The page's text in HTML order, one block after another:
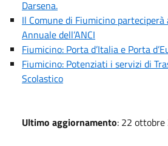
Darsena.
Il Comune di Fiumicino parteciperà
Annuale dell’ANCI
Fiumicino: Porta d’Italia e Porta
Fiumicino: Potenziati i servizi di
Scolastico
Ultimo aggiornamento: 22